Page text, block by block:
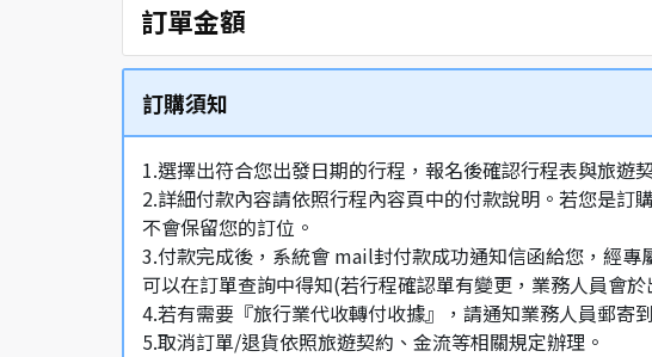
訂單金額
訂購須知
1.選擇出符合您出發日期的行程，報名後確認行程表與旅
2.詳細付款內容請依照行程內容頁中的付款說明。若您是訂
不會保留您的訂位。
3.付款完成後，系統會 mail封付款成功通知信函給您，經
可以在訂單查詢中得知(若行程確認單有變更，業務人員會於
4.若有需要『旅行業代收轉付收據』，請通知業務人員郵寄
5.取消訂單/退貨依照旅遊契約、金流等相關規定辦理。